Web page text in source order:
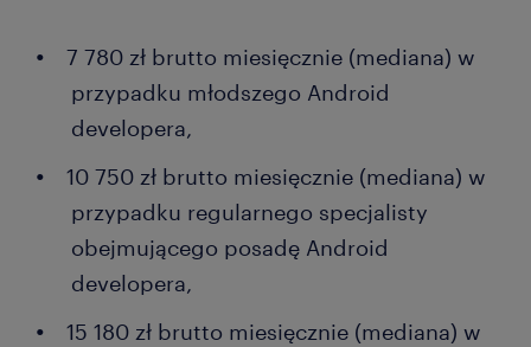
oczywiście nie tylko dużej pracowitości i
zaangażowania, lecz także odpowiednich
predyspozycji. Taka opcja jest więc przeznaczona
7 780 zł brutto miesięcznie (mediana) w
przypadku młodszego Android
developera,
10 750 zł brutto miesięcznie (mediana) w
przypadku regularnego specjalisty
obejmującego posadę Android
developera,
15 180 zł brutto miesięcznie (mediana) w